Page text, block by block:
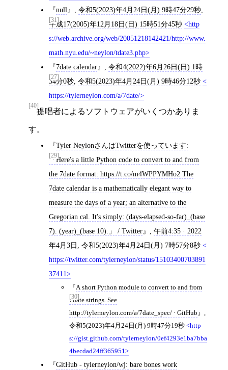
[31]
null 令和5(2023)年4月24日(月) 9時47分29秒
平成17(2005)年12月18日(日) 15時51分45秒
http
s://web.archive.org/web/20051218142421/http://www.
math.nyu.edu/~neylon/tdate3.php
[27]
7date calendar
令和4(2022)年6月26日(日) 1時
34分0秒 令和5(2023)年4月24日(月) 9時46分12秒
https://tylerneylon.com/a/7date/
[40]
提唱者によるソフトウェアがいくつかありま
す。
[29]
Tyler NeylonさんはTwitterを使っています:
「Here's a little Python code to convert to and from
the 7date format: https://t.co/m4WPPYMHo2 The
7date calendar is a mathematically elegant way to
measure the days of a year; an alternative to the
Gregorian cal. It's simply: (days-elapsed-so-far)_(base
7). (year)_(base 10).」 / Twitter
午前4:35 · 2022
年4月3日
令和5(2023)年4月24日(月) 7時57分8秒
https://twitter.com/tylerneylon/status/15103400703891
37411
[30]
A short Python module to convert to and from
7date strings. See
http://tylerneylon.com/a/7date_spec/ · GitHub
令和5(2023)年4月24日(月) 9時47分19秒
http
s://gist.github.com/tylerneylon/0ef4293e1ba7bba
4becdad24ff365951
GitHub - tylerneylon/wj: bare bones work